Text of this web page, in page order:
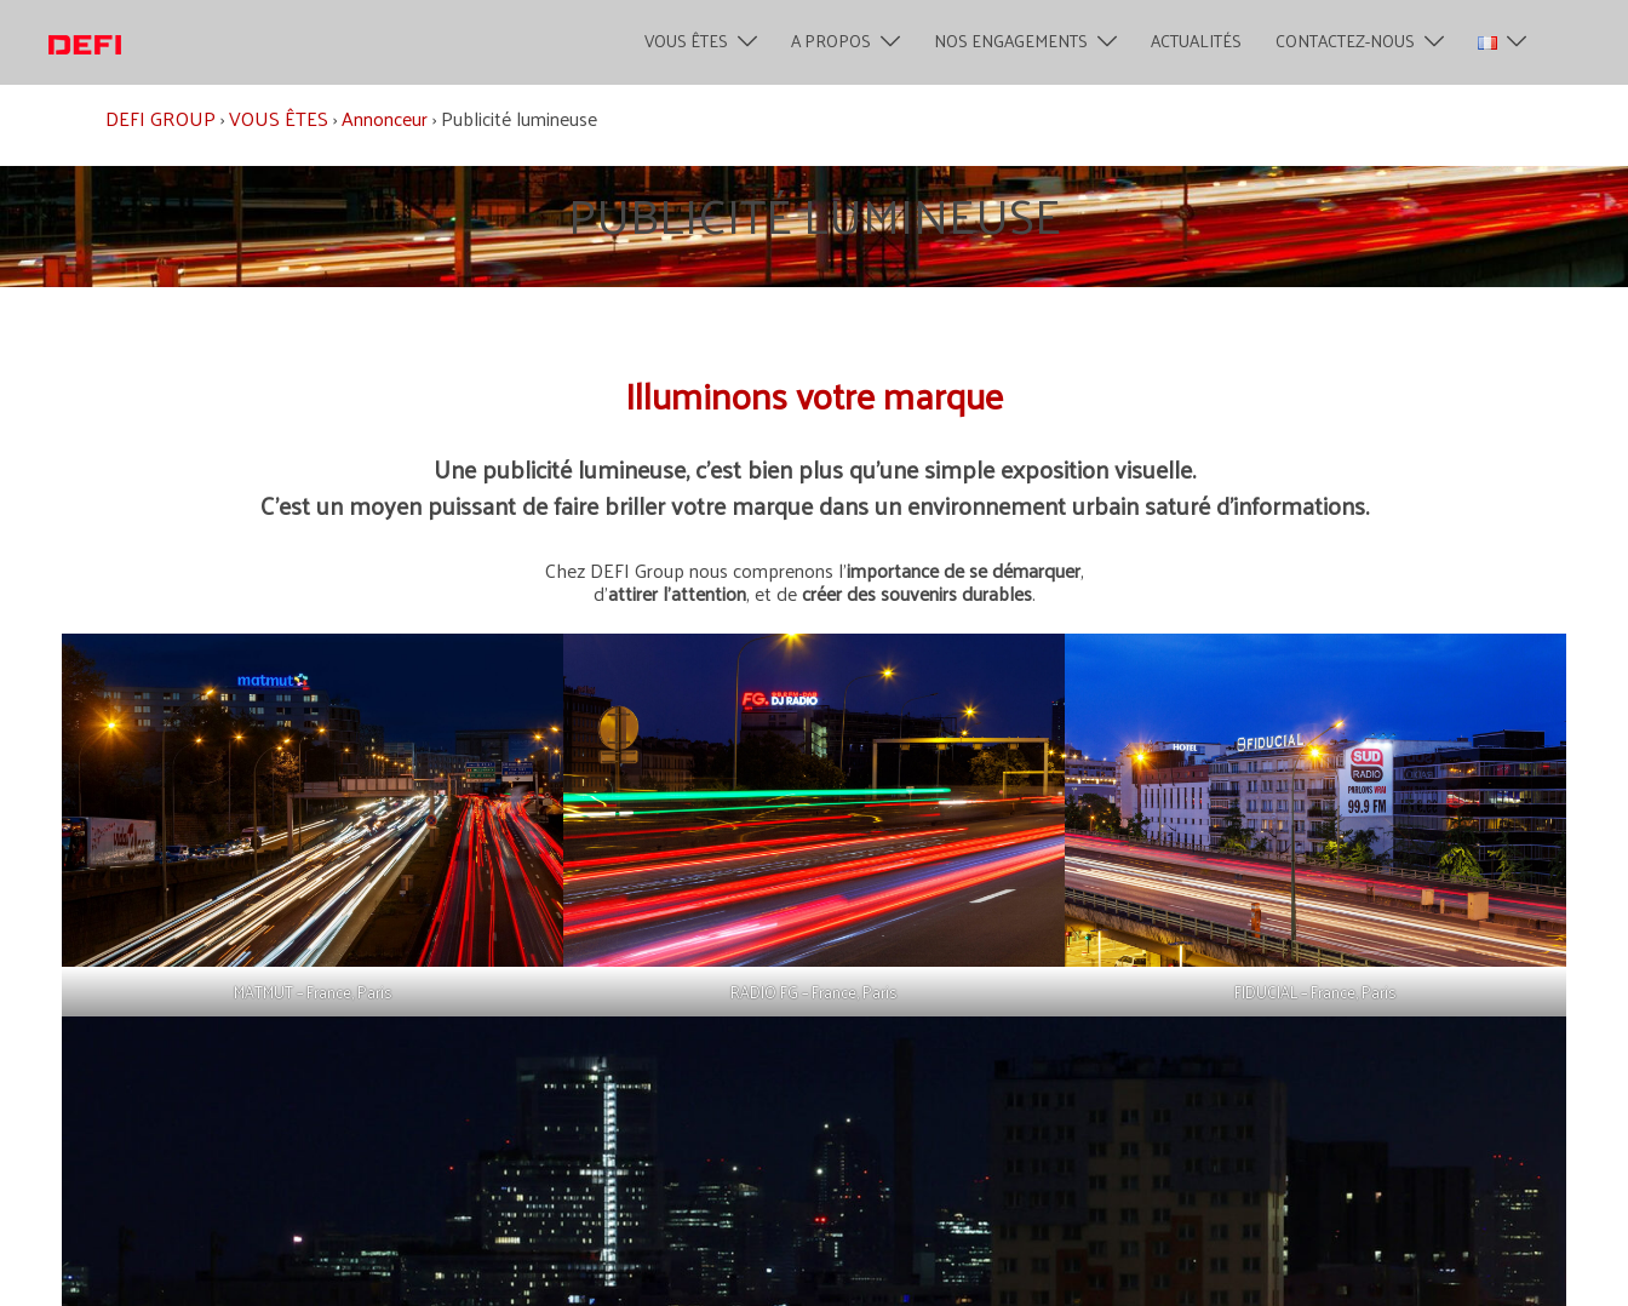
contenu VOUS ÊTES A PROPOS NOS ENGAGEMENTS ACTUALITÉS CONTACTEZ-NOUS
DEFI GROUP›VOUS ÊTES›Annonceur›Publicité lumineuse
PUBLICITÉ LUMINEUSE
Illuminons votre marque
Une publicité lumineuse, c’estbien plus qu’une simple exposition visuelle.
C’est un moyen puissant de faire briller votre marque dans un environnement urbain saturé d’informations.
Chez DEFI Group nous comprenons l’importance de se démarquer,
d’attirer l’attention, et decréer des souvenirs durables.
MATMUT – France, Paris RADIO FG – France, Paris FIDUCIAL – France, Paris